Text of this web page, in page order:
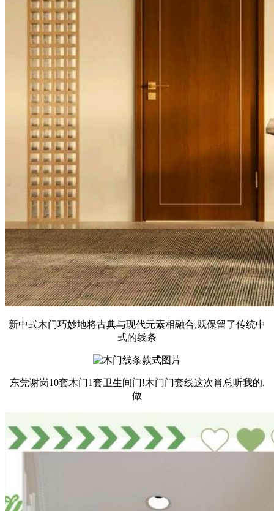
新中式木门巧妙地将古典与现代元素相融合,既保留了传统中
式的线条
东莞谢岗10套木门1套卫生间门!木门门套线这次肖总听我的,
做